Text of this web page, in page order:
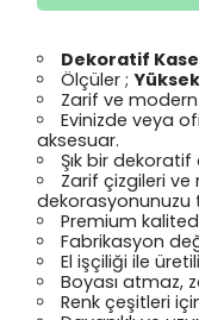
Dekoratif
Ölçüler ;
Zarif ve
Evinizde veya
aksesuar.
Şık bir
Zarif çizgileri ve
dekorasyonunuzu
Premium
Fabrikasyon
El işçiliği ile
Boyası atmaz,
Renk çeşitleri